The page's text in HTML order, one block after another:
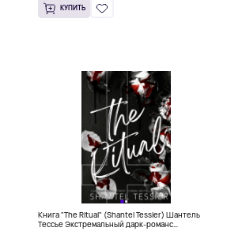
КУПИТЬ
Книга "The Ritual" (Shantel Tessier) Шантель
Тессье Экстремальный дарк-романс